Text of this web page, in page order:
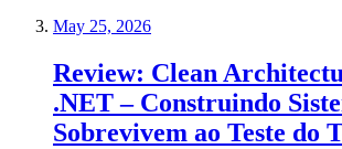
May 25, 2026
Review: Clean
.NET – Construindo
Sobrevivem ao Teste do